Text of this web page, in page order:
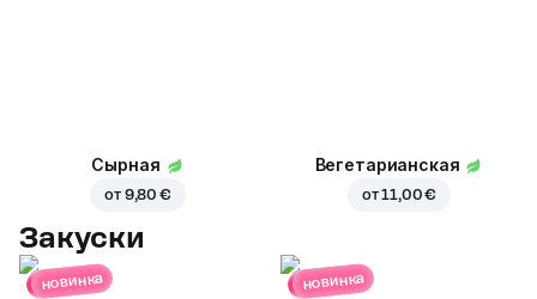
Сырная
от 9,80 €
Вегетарианская
от11,00 €
Закуски
новинка новинка